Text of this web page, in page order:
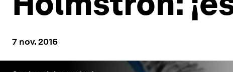
7 nov. 2016